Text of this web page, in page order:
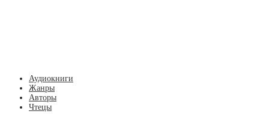
Аудиокниги
Жанры
Авторы
Чтецы